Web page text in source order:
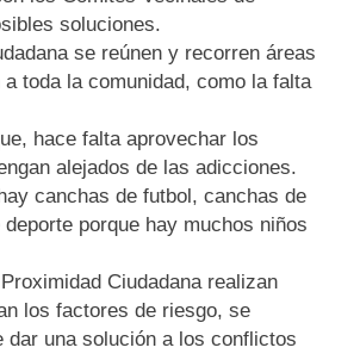
soluciones.
se reúnen y recorren áreas
toda la comunidad, como la falta
hace falta aprovechar los
alejados de las adicciones.
canchas de futbol, canchas de
porque hay muchos niños
Ciudadana realizan
los factores de riesgo, se
una solución a los conflictos